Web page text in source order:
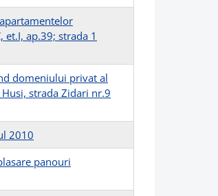
ap.39; strada 1
domeniului privat al
strada Zidari nr.9
2010
panouri